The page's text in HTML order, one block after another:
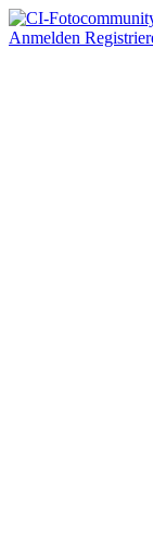
Anmelden